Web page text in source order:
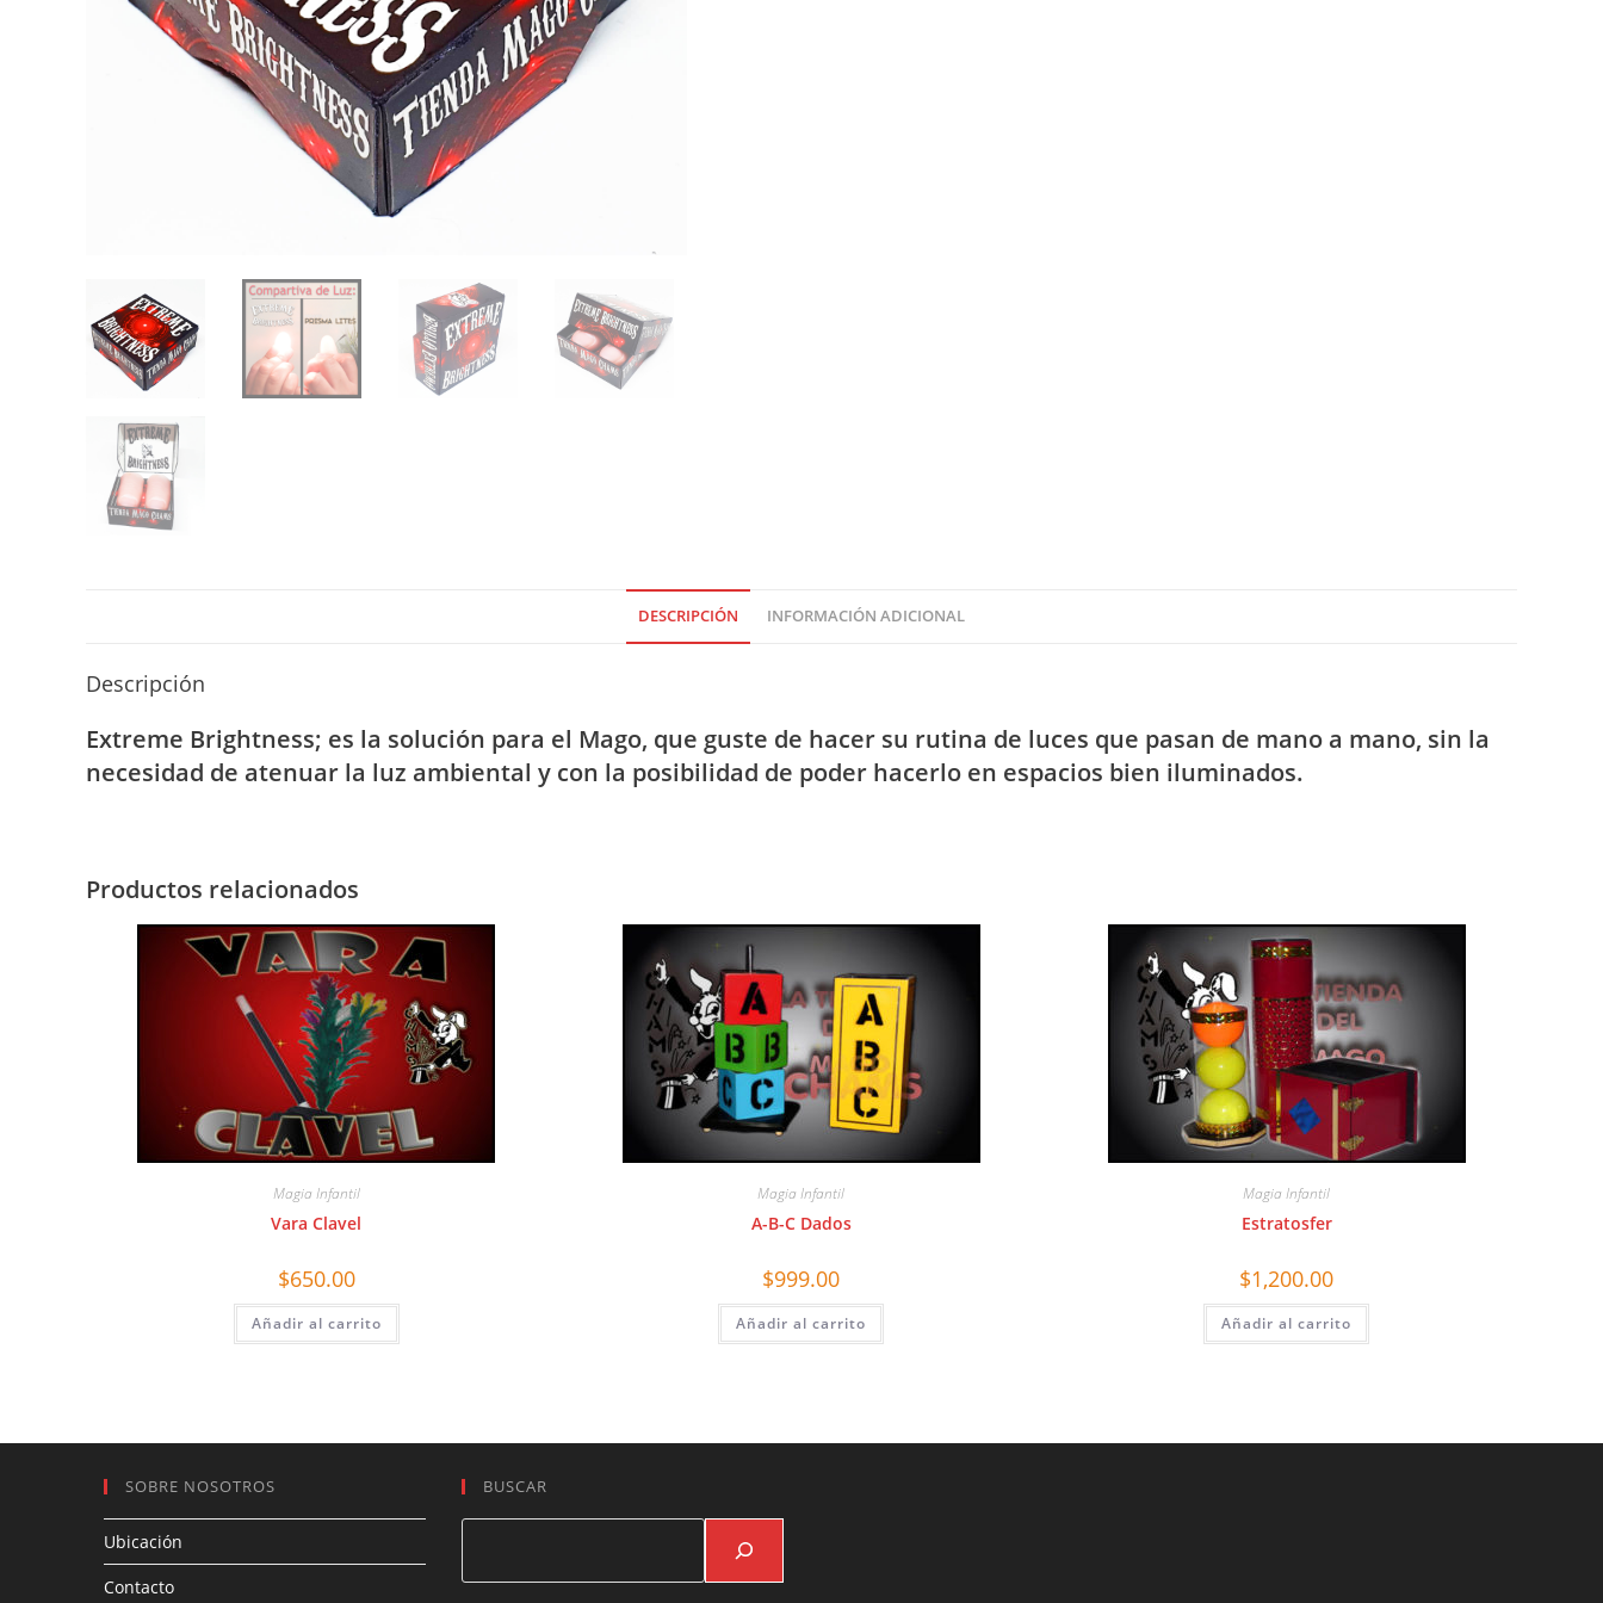
DESCRIPCIÓN INFORMACIÓN ADICIONAL
Descripción
Extreme Brightness; es la solución para el Mago, que guste de hacer su rutina de luces que pasan de mano a mano, sin la
necesidad de atenuar la luz ambiental y con la posibilidad de poder hacerlo en espacios bien iluminados.
Productos relacionados
Magia Infantil
Vara Clavel
$650.00
Añadir al carrito
Magia Infantil
A-B-C Dados
$999.00
Añadir al carrito
Magia Infantil
Estratosfer
$1,200.00
Añadir al carrito
SOBRE NOSOTROS
Ubicación
Contacto
BUSCAR